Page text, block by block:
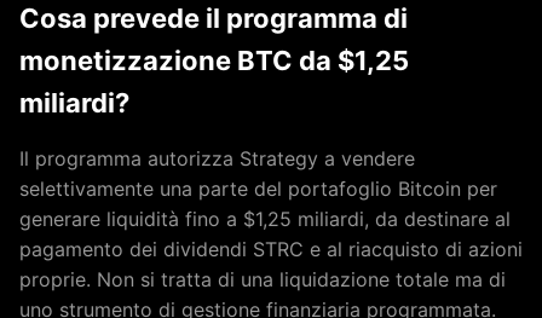
Cosa prevede il programma di
monetizzazione BTC da $1,25
miliardi?
Il programma autorizza Strategy a vendere
selettivamente una parte del portafoglio Bitcoin per
generare liquidità fino a $1,25 miliardi, da destinare al
pagamento dei dividendi STRC e al riacquisto di azioni
proprie. Non si tratta di una liquidazione totale ma di
uno strumento di gestione finanziaria programmata.